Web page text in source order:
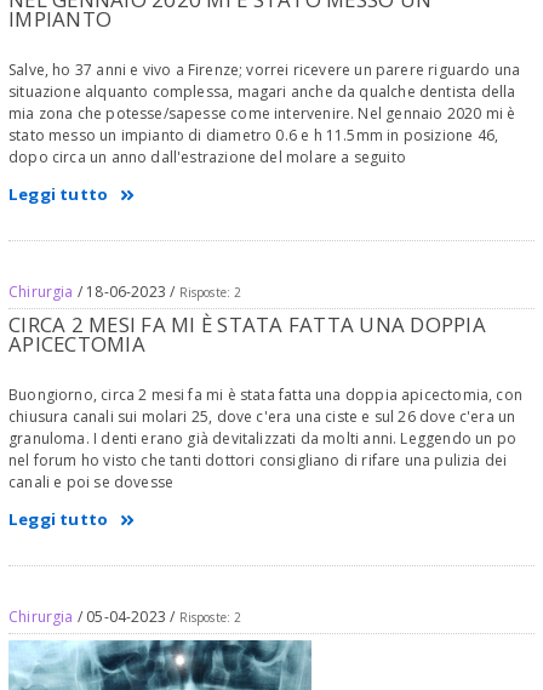
IMPIANTO
Salve, ho 37 anni e vivo a Firenze; vorrei ricevere un parere riguardo una
situazione alquanto complessa, magari anche da qualche dentista della
mia zona che potesse/sapesse come intervenire. Nel gennaio 2020 mi è
stato messo un impianto di diametro 0.6 e h 11.5mm in posizione 46,
dopo circa un anno dall'estrazione del molare a seguito
Leggi tutto
Chirurgia / 18-06-2023 / Risposte: 2
CIRCA 2 MESI FA MI È STATA FATTA UNA DOPPIA
APICECTOMIA
Buongiorno, circa 2 mesi fa mi è stata fatta una doppia apicectomia, con
chiusura canali sui molari 25, dove c'era una ciste e sul 26 dove c'era un
granuloma. I denti erano già devitalizzati da molti anni. Leggendo un po
nel forum ho visto che tanti dottori consigliano di rifare una pulizia dei
canali e poi se dovesse
Leggi tutto
Chirurgia / 05-04-2023 / Risposte: 2